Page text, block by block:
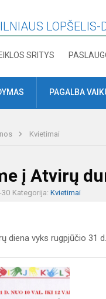
LOPŠELIS-
SRITYS
PAGALBA
Kvietimai
į Atvirų
30 Kategorija: Kvietimai
diena vyks rugpjūčio 31